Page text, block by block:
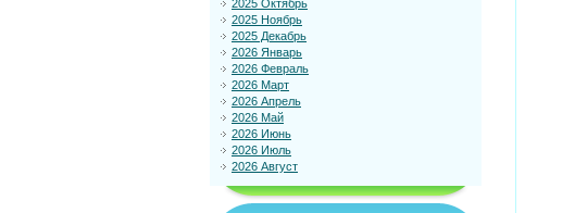
2025 Октябрь
2025 Ноябрь
2025 Декабрь
2026 Январь
2026 Февраль
2026 Март
2026 Апрель
2026 Май
2026 Июнь
2026 Июль
2026 Август